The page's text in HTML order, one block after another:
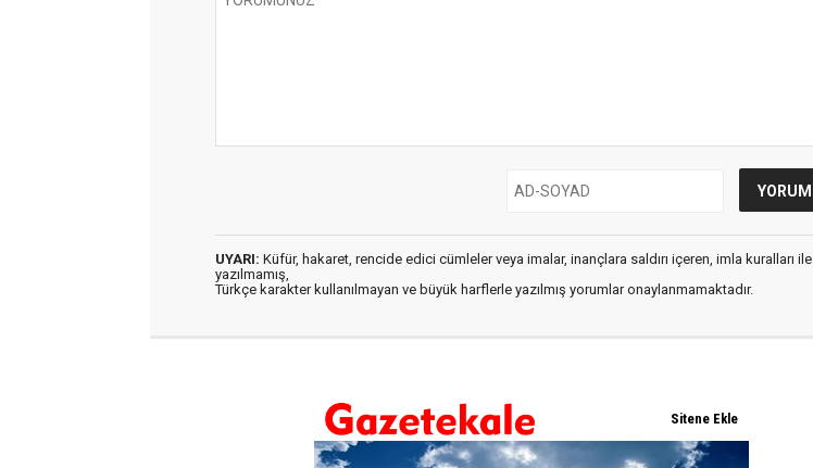
UYARI: Küfür, hakaret, rencide edici cümleler veya imalar, inançlara saldırı içeren, imla kuralları ile
yazılmamış,
Türkçe karakter kullanılmayan ve büyük harflerle yazılmış yorumlar onaylanmamaktadır.